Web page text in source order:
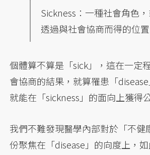
Sickness：一種社會角色
透過與社會協商而得的位置
個體算不算是「sick」，這在一定
會協商的結果，就算罹患「
就能在「sickness」的面向上獲得
我們不難發現醫學內部對於「不健
份聚焦在「disease」的向度上，